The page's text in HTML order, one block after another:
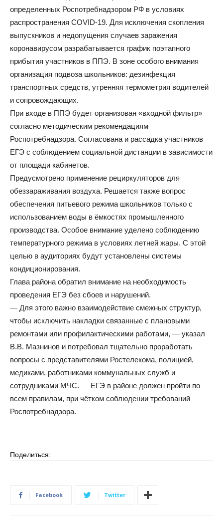
определенных Роспотребнадзором РФ в условиях
распространения COVID-19. Для исключения скопления
выпускников и недопущения случаев заражения
коронавирусом разрабатывается график поэтапного
прибытия участников в ППЭ. В зоне особого внимания
организация подвоза школьников: дезинфекция
транспортных средств, утренняя термометрия водителей
и сопровождающих.
При входе в ППЭ будет организован «входной фильтр»
согласно методическим рекомендациям
Роспотребнадзора. Согласована и рассадка участников
ЕГЭ с соблюдением социальной дистанции в зависимости
от площади кабинетов.
Предусмотрено применение рециркуляторов для
обеззараживания воздуха. Решается также вопрос
обеспечения питьевого режима школьников только с
использованием воды в ёмкостях промышленного
производства. Особое внимание уделено соблюдению
температурного режима в условиях летней жары. С этой
целью в аудиториях будут установлены системы
кондиционирования.
Глава района обратил внимание на необходимость
проведения ЕГЭ без сбоев и нарушений.
— Для этого важно взаимодействие смежных структур,
чтобы исключить накладки связанные с плановыми
ремонтами или профилактическими работами, — указал
В.В. Мазнинов и потребовал тщательно проработать
вопросы с представителями Ростелекома, полицией,
медиками, работниками коммунальных служб и
сотрудниками МЧС. — ЕГЭ в районе должен пройти по
всем правилам, при чётком соблюдении требований
Роспотребнадзора.
Поделиться:
Facebook Twitter